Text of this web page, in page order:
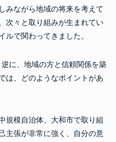
みながら地域の将来を考えて
次々と取り組みが生まれてい
ルで関わってきました。
に、地域の方と信頼関係を築
は、どのようなポイントがあ
規模自治体、大和市で取り組
主張が非常に強く、自分の意